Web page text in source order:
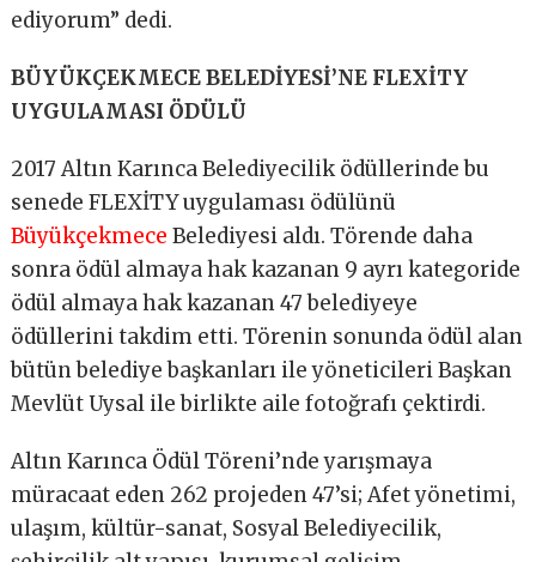
ediyorum” dedi.
BÜYÜKÇEKMECE BELEDİYESİ’NE FLEXİTY
UYGULAMASI ÖDÜLÜ
2017 Altın Karınca Belediyecilik ödüllerinde bu
senede FLEXİTY uygulaması ödülünü
Büyükçekmece Belediyesi aldı. Törende daha
sonra ödül almaya hak kazanan 9 ayrı kategoride
ödül almaya hak kazanan 47 belediyeye
ödüllerini takdim etti. Törenin sonunda ödül alan
bütün belediye başkanları ile yöneticileri Başkan
Mevlüt Uysal ile birlikte aile fotoğrafı çektirdi.
Altın Karınca Ödül Töreni’nde yarışmaya
müracaat eden 262 projeden 47’si; Afet yönetimi,
ulaşım, kültür-sanat, Sosyal Belediyecilik,